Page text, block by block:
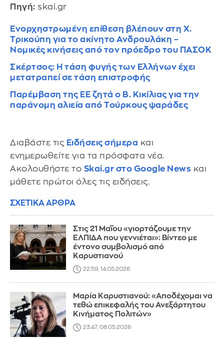
Πηγή: skai.gr
Ενορχηστρωμένη επίθεση βλέπουν στη Χ.
Τρικούπη για το ακίνητο Ανδρουλάκη –
Νομικές κινήσεις από τον πρόεδρο του ΠΑΣΟΚ
Σκέρτσος: Η τάση φυγής των Ελλήνων έχει
μετατραπεί σε τάση επιστροφής
Παρέμβαση της ΕΕ ζητά ο Β. Κικίλιας για την
παράνομη αλιεία από Τούρκους ψαράδες
Διαβάστε τις Ειδήσεις σήμερα και
ενημερωθείτε για τα πρόσφατα νέα.
Ακολουθήστε το Skai.gr στο Google News και
μάθετε πρώτοι όλες τις ειδήσεις.
ΣΧΕΤΙΚΑ ΑΡΘΡΑ
Στις 21 Μαΐου «γιορτάζουμε την
ΕΛΠΙΔΑ που γεννιέται»: Βίντεο με
έντονο συμβολισμό από
Καρυστιανού
22:59, 14.05.2026
Μαρία Καρυστιανού: «Αποδέχομαι να
τεθώ επικεφαλής του Ανεξάρτητου
Κινήματος Πολιτών»
23:47, 08.05.2026